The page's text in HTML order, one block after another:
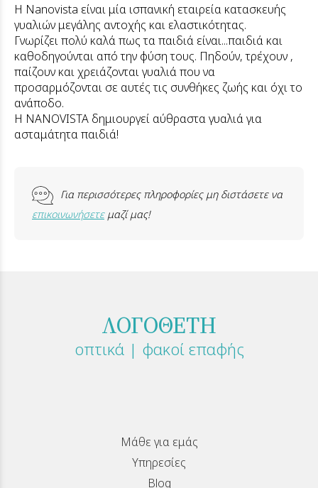
Η Nanovista είναι μία ισπανική εταιρεία κατασκευής
γυαλιών μεγάλης αντοχής και ελαστικότητας.
Γνωρίζει πολύ καλά πως τα παιδιά είναι...παιδιά και
καθοδηγούνται από την φύση τους. Πηδούν, τρέχουν ,
παίζουν και χρειάζονται γυαλιά που να
προσαρμόζονται σε αυτές τις συνθήκες ζωής και όχι το
ανάποδο.
Η NANOVISTA δημιουργεί αύθρασταγυαλιά για
ασταμάτητα παιδιά!
Για περισσότερες πληροφορίες μη διστάσετε να
επικοινωνήσετεμαζί μας!
ΛΟΓΟΘΕΤΗ
οπτικά | φακοί επαφής
Μάθε για εμάς
Υπηρεσίες
Blog